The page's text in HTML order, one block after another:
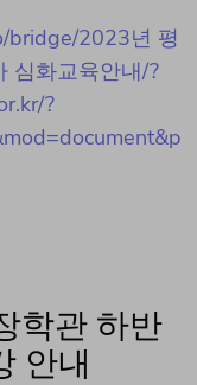
bridge/2023년 평
심화교육안내/?
?
학관 하반
안내